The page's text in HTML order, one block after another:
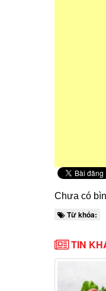
Chưa có
Từ khóa:
TIN